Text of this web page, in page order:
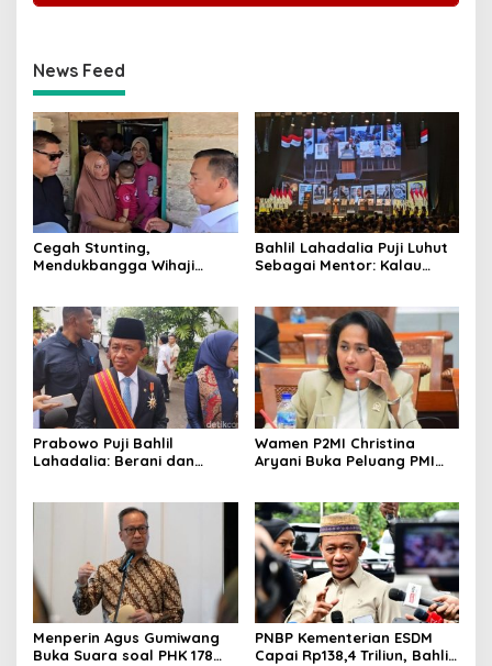
News Feed
Cegah Stunting,
Mendukbangga Wihaji
Bahlil Lahadalia Puji Luhut
Sebagai Mentor: Kalau
Prabowo Puji Bahlil
Lahadalia: Berani dan
Wamen P2MI Christina
Aryani Buka Peluang PMI
Menperin Agus Gumiwang
Buka Suara soal PHK 178
PNBP Kementerian ESDM
Capai Rp138,4 Triliun, Bahlil